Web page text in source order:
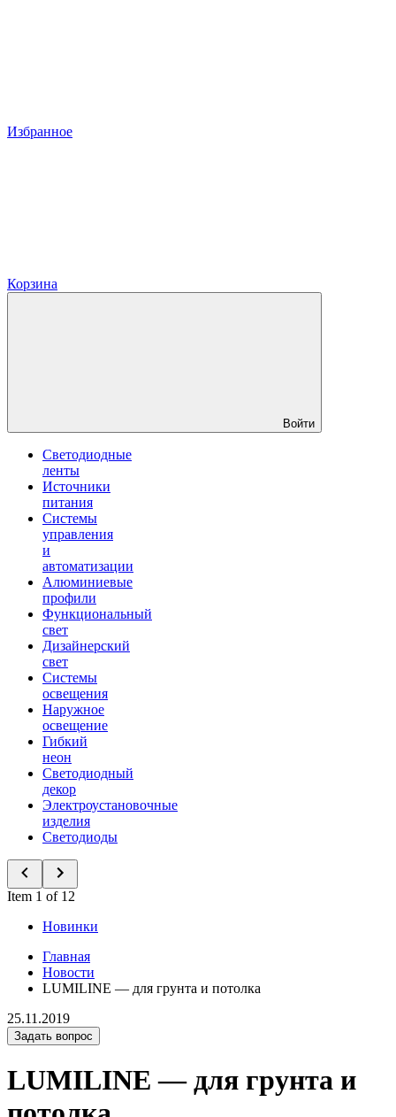
Избранное
Корзина
Войти
Светодиодные
ленты
Источники
питания
Системы
управления
и
автоматизации
Алюминиевые
профили
Функциональный
свет
Дизайнерский
свет
Системы
освещения
Наружное
освещение
Гибкий
неон
Светодиодный
декор
Электроустановочные
изделия
Светодиоды
Item 1 of 12
Новинки
Главная
Новости
LUMILINE — для грунта и потолка
25.11.2019
Задать вопрос
LUMILINE — для грунта и